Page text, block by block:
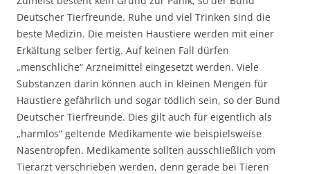
Deutscher Tierfreunde. Ruhe und viel Trinken sind die
beste Medizin. Die meisten Haustiere werden mit einer
Erkältung selber fertig. Auf keinen Fall dürfen
„menschliche“ Arzneimittel eingesetzt werden. Viele
Substanzen darin können auch in kleinen Mengen für
Haustiere gefährlich und sogar tödlich sein, so der Bund
Deutscher Tierfreunde. Dies gilt auch für eigentlich als
„harmlos“ geltende Medikamente wie beispielsweise
Nasentropfen. Medikamente sollten ausschließlich vom
Tierarzt verschrieben werden, denn gerade bei Tieren